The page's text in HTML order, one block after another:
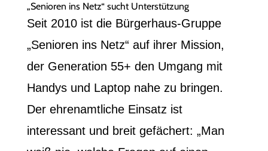
„Senioren ins Netz“ sucht Unterstützung
Seit 2010 ist die Bürgerhaus-Gruppe
„Senioren ins Netz“ auf ihrer Mission,
der Generation 55+ den Umgang mit
Handys und Laptop nahe zu bringen.
Der ehrenamtliche Einsatz ist
interessant und breit gefächert: „Man